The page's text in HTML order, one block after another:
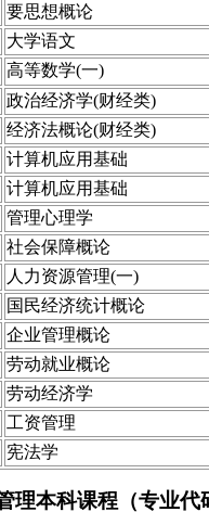
要思想概论
大学语文
高等数学(一)
政治经济学(财经类)
经济法概论(财经类)
计算机应用基础
计算机应用基础
管理心理学
社会保障概论
人力资源管理(一)
国民经济统计概论
企业管理概论
劳动就业概论
劳动经济学
工资管理
宪法学
理本科课程（专业代